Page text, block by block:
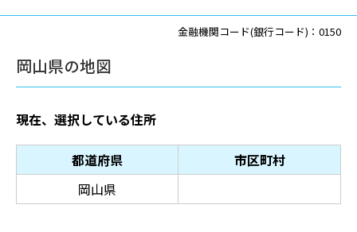
金融機関コード(銀行コード)：0150
岡山県の地図
現在、選択している住所
都道府県
市区町村
岡山県